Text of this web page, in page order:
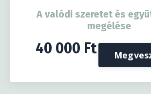
A valódi szeretet és
megélése
40 000 Ft